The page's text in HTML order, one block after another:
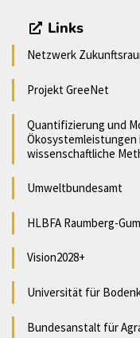
Links
Netzwerk
Projekt GreeNet
Quantifizierung und
Ökosystemleistungen
wissenschaftliche
Umweltbundesamt
HLBFA Raumberg-
Vision2028+
Universität für
Bundesanstalt für